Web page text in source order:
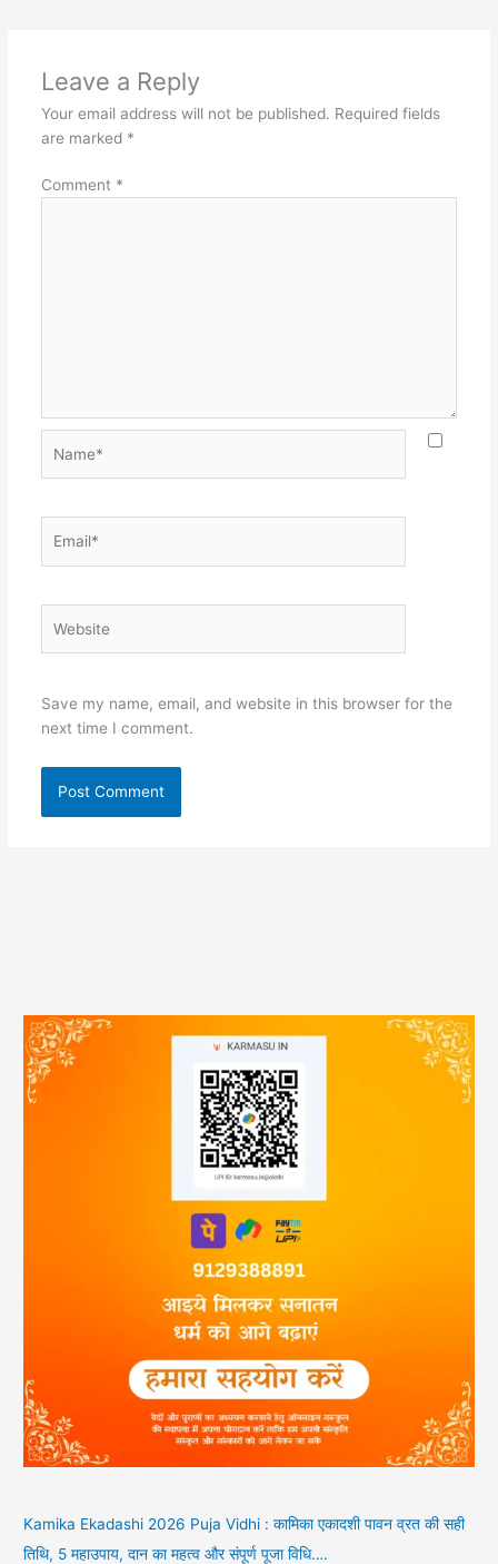
Leave a Reply
Your email address will not be published. Required fields
are marked *
Comment *
Save my name, email, and website in this browser for the
next time I comment.
Kamika Ekadashi 2026 Puja Vidhi : कामिका एकादशी पावन व्रत की सही
तिथि, 5 महाउपाय, दान का महत्व और संपूर्ण पूजा विधि….